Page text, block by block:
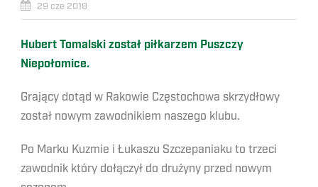
29 cze 2018
Hubert Tomalski został piłkarzem Puszczy
Niepołomice.
Grający dotąd w Rakowie Częstochowa skrzydłowy
został nowym zawodnikiem naszego klubu.
Po Marku Kuzmie i Łukaszu Szczepaniaku to trzeci
zawodnik który dołączył do drużyny przed nowym